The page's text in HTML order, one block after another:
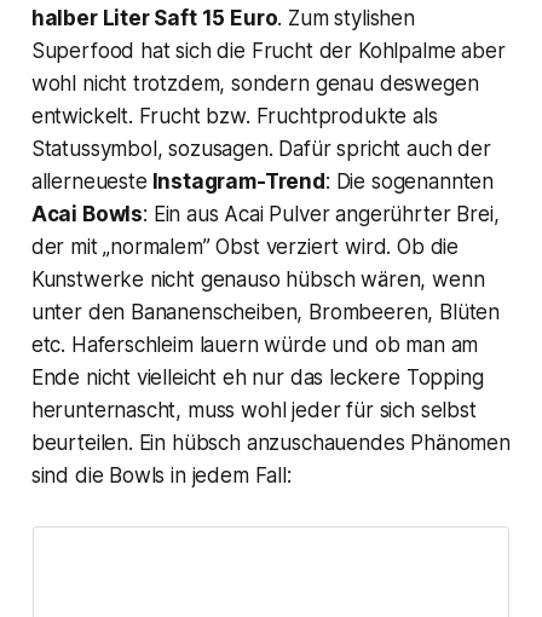
halber Liter Saft 15 Euro. Zum stylishen
Superfood hat sich die Frucht der Kohlpalme aber
wohl nicht trotzdem, sondern genau deswegen
entwickelt. Frucht bzw. Fruchtprodukte als
Statussymbol, sozusagen. Dafür spricht auch der
allerneueste Instagram-Trend : Die sogenannten
Acai Bowls: Ein aus Acai Pulver angerührter Brei,
der mit „normalem” Obst verziert wird. Ob die
Kunstwerke nicht genauso hübsch wären, wenn
unter den Bananenscheiben, Brombeeren, Blüten
etc. Haferschleim lauern würde und ob man am
Ende nicht vielleicht eh nur das leckere Topping
herunternascht, muss wohl jeder für sich selbst
beurteilen. Ein hübsch anzuschauendes Phänomen
sind die Bowls in jedem Fall: